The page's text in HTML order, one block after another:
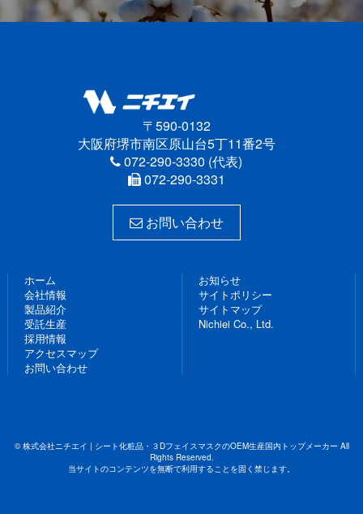
〒590-0132
大阪府堺市南区原山台5丁11番2号
072-290-3330 (代表)
072-290-3331
お問い合わせ
ホーム
会社情報
製品紹介
受託生産
採用情報
アクセスマップ
お問い合わせ
お知らせ
サイトポリシー
サイトマップ
Nichiei Co., Ltd.
© 株式会社ニチエイ | シート化粧品・３DフェイスマスクのOEM生産国内トップメーカー All
Rights Reserved.
当サイトのコンテンツを無断で利用することを固く禁じます。